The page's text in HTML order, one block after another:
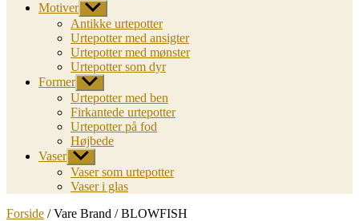
Motiver Vis
undermenu
Antikke urtepotter
Urtepotter med ansigter
Urtepotter med mønster
Urtepotter som dyr
Former Vis
undermenu
Urtepotter med ben
Firkantede urtepotter
Urtepotter på fod
Højbede
Vaser Vis
undermenu
Vaser som urtepotter
Vaser i glas
Forside / Vare Brand / BLOWFISH